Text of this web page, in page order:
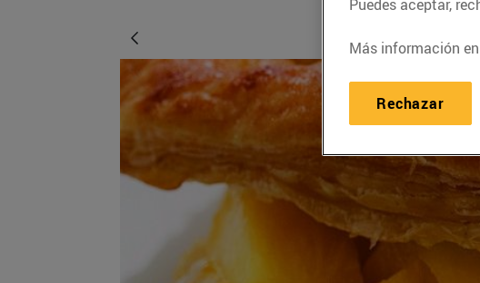
Puedes aceptar,
Más información
Rechazar